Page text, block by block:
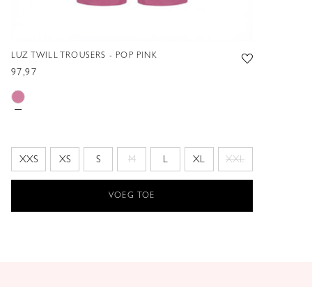
LUZ TWILL TROUSERS - POP PINK
97,97
XXS XS S M L XL XXL
VOEG TOE